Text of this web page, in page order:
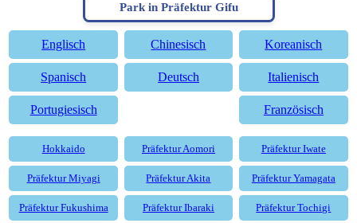
Park in Präfektur Gifu
Englisch Chinesisch Koreanisch
Spanisch Deutsch Italienisch
Portugiesisch Französisch
Hokkaido Präfektur Aomori Präfektur Iwate
Präfektur Miyagi Präfektur Akita Präfektur Yamagata
Präfektur Fukushima Präfektur Ibaraki Präfektur Tochigi